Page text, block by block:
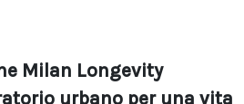
Milan Longevity
urbano per una vita